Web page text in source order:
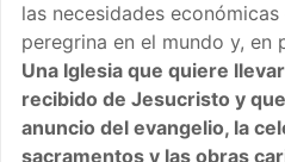
las necesidades
peregrina en el mundo y, en
Una Iglesia que quiere
recibido de Jesucristo y
anuncio del evangelio, la
sacramentos y las obras